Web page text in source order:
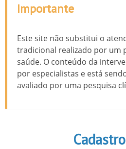
Importante
Este site não substitui o
tradicional realizado por um
saúde. O conteúdo da
por especialistas e está
avaliado por uma pesquisa
Cadastro